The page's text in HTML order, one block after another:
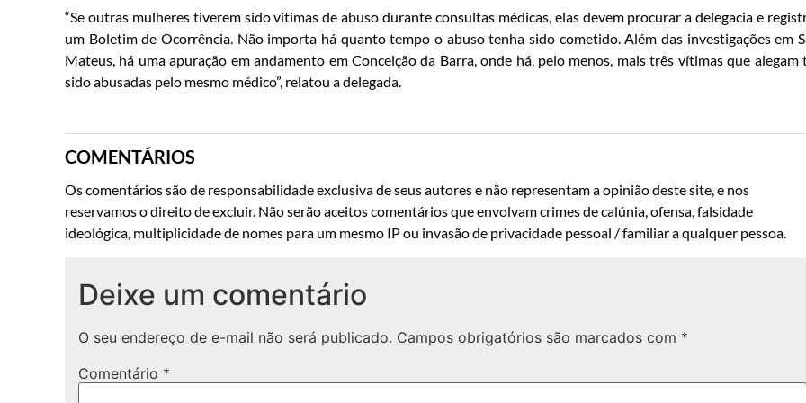
“Se outras mulheres tiverem sido vítimas de abuso durante consultas médicas, elas devem procurar a delegacia e
um Boletim de Ocorrência. Não importa há quanto tempo o abuso tenha sido cometido. Além das investigações em
Mateus, há uma apuração em andamento em Conceição da Barra, onde há, pelo menos, mais três vítimas que alegam
sido abusadas pelo mesmo médico”, relatou a delegada.
COMENTÁRIOS
Os comentários são de responsabilidade exclusiva de seus autores e não representam a opinião deste site, e nos
reservamos o direito de excluir. Não serão aceitos comentários que envolvam crimes de calúnia, ofensa, falsidade
ideológica, multiplicidade de nomes para um mesmo IP ou invasão de privacidade pessoal / familiar a qualquer pessoa.
Deixe um comentário
O seu endereço de e-mail não será publicado. Campos obrigatórios são marcados com *
Comentário *